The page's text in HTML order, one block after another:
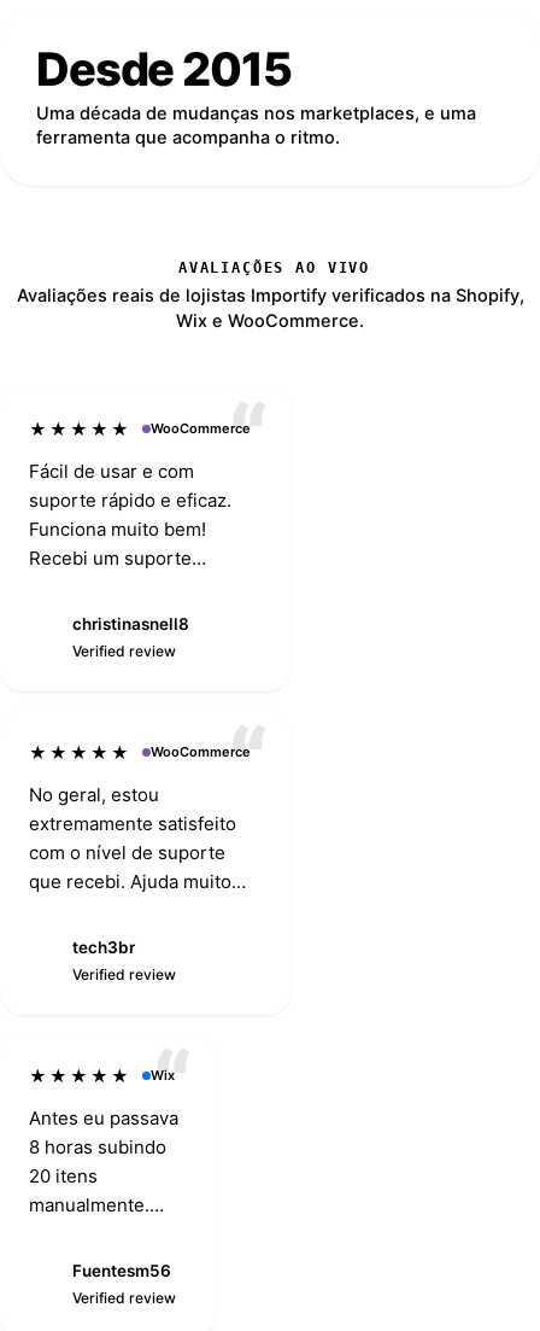
Desde 2015
Uma década de mudanças nos marketplaces, e uma
ferramenta que acompanha o ritmo.
AVALIAÇÕES AO VIVO
Avaliações reais de lojistas Importify verificados na Shopify,
Wix e WooCommerce.
★★★★★ WooCommerce
Fácil de usar e com
suporte rápido e eficaz.
Funciona muito bem!
Recebi um suporte
christinasnell8
Verified review
AmazingSaving
Verified review
★★★★★ WooCommerce
No geral, estou
extremamente satisfeito
com o nível de suporte
que recebi. Ajuda muito
dropshipping.
tech3br
Verified review
Operations7394
Verified review
★★★★★ Wix
Antes eu passava
8 horas subindo
20 itens
manualmente.
app, subi 20 em
segundos.
Fuentesm56
Verified review